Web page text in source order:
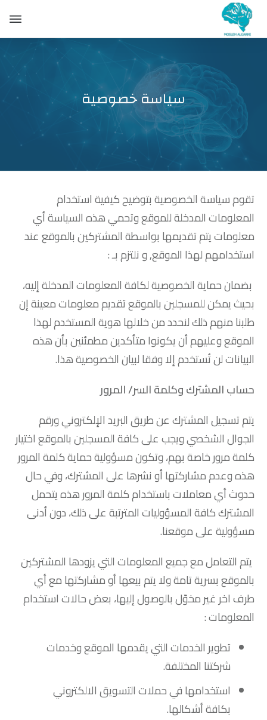
سياسة خصوصية
تقوم سياسة الخصوصية بتوضيح كيفية استخدام
المعلومات المدخلة للموقع وتحمي هذه السياسة أي
معلومات يتم تقديمها بواسطة المشتركين بالموقع عند
استخدامهم لهذا الموقع, و نلتزم بـ :
بضمان حماية الخصوصية لكافة المعلومات المدخلة إليه،
بحيث يمكن للمسجلين بالموقع تقديم معلومات معينة إن
طلبنا منهم ذلك لنحدد من خلالها هوية المستخدم لهذا
الموقع وعليهم أن يكونوا متأكدين مطمئنين بأن هذه
البيانات لن تُستخدم إلا وفقا لبيان الخصوصية هذا.
حساب المشترك وكلمة السر/ المرور
يتم تسجيل المشترك عن طريق البريد الإلكتروني ورقم
الجوال الشخصي ويجب على كافة المسجلين بالموقع اختيار
كلمة مرور خاصة بهم، وتكون مسؤولية حماية كلمة المرور
هذه وعدم مشاركتها أو نشرها على المشترك، وفي حال
حدوث أي معاملات باستخدام كلمة المرور هذه يتحمل
المشترك كافة المسؤوليات المترتبة على ذلك، دون أدنى
مسؤولية على موقعنا.
يتم التعامل مع جميع المعلومات التي يزودها المشتركين
بالموقع بسرية تامة ولا يتم بيعها أو مشاركتها مع أي
طرف اخر غير مخوّل بالوصول إليها، بعض حالات استخدام
المعلومات :
تطوير الخدمات التي يقدمها الموقع وخدمات
شركتنا المختلفة.
استخدامها في حملات التسويق الالكتروني
بكافة أشكالها.